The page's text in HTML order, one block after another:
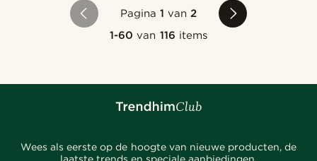
Pagina 1 van2
1-60 van 116 items
Wees als eerste op de hoogte van nieuwe producten, de
laatste trends en speciale aanbiedingen.